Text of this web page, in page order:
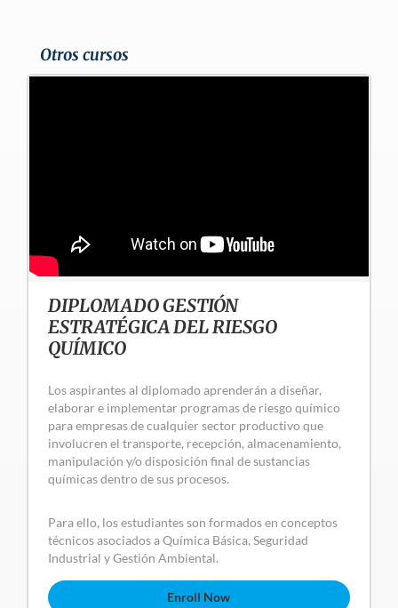
Otros cursos
DIPLOMADO GESTIÓN
ESTRATÉGICA DEL RIESGO
QUÍMICO
Los aspirantes al diplomado aprenderán a diseñar,
elaborar e implementar programas de riesgo químico
para empresas de cualquier sector productivo que
involucren el transporte, recepción, almacenamiento,
manipulación y/o disposición final de sustancias
químicas dentro de sus procesos.
Para ello, los estudiantes son formados en conceptos
técnicos asociados a Química Básica, Seguridad
Industrial y Gestión Ambiental.
Enroll Now